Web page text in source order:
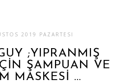
2019 PAZARTESI
;YIPRANMIŞ
ŞAMPUAN VE
MASKESİ …